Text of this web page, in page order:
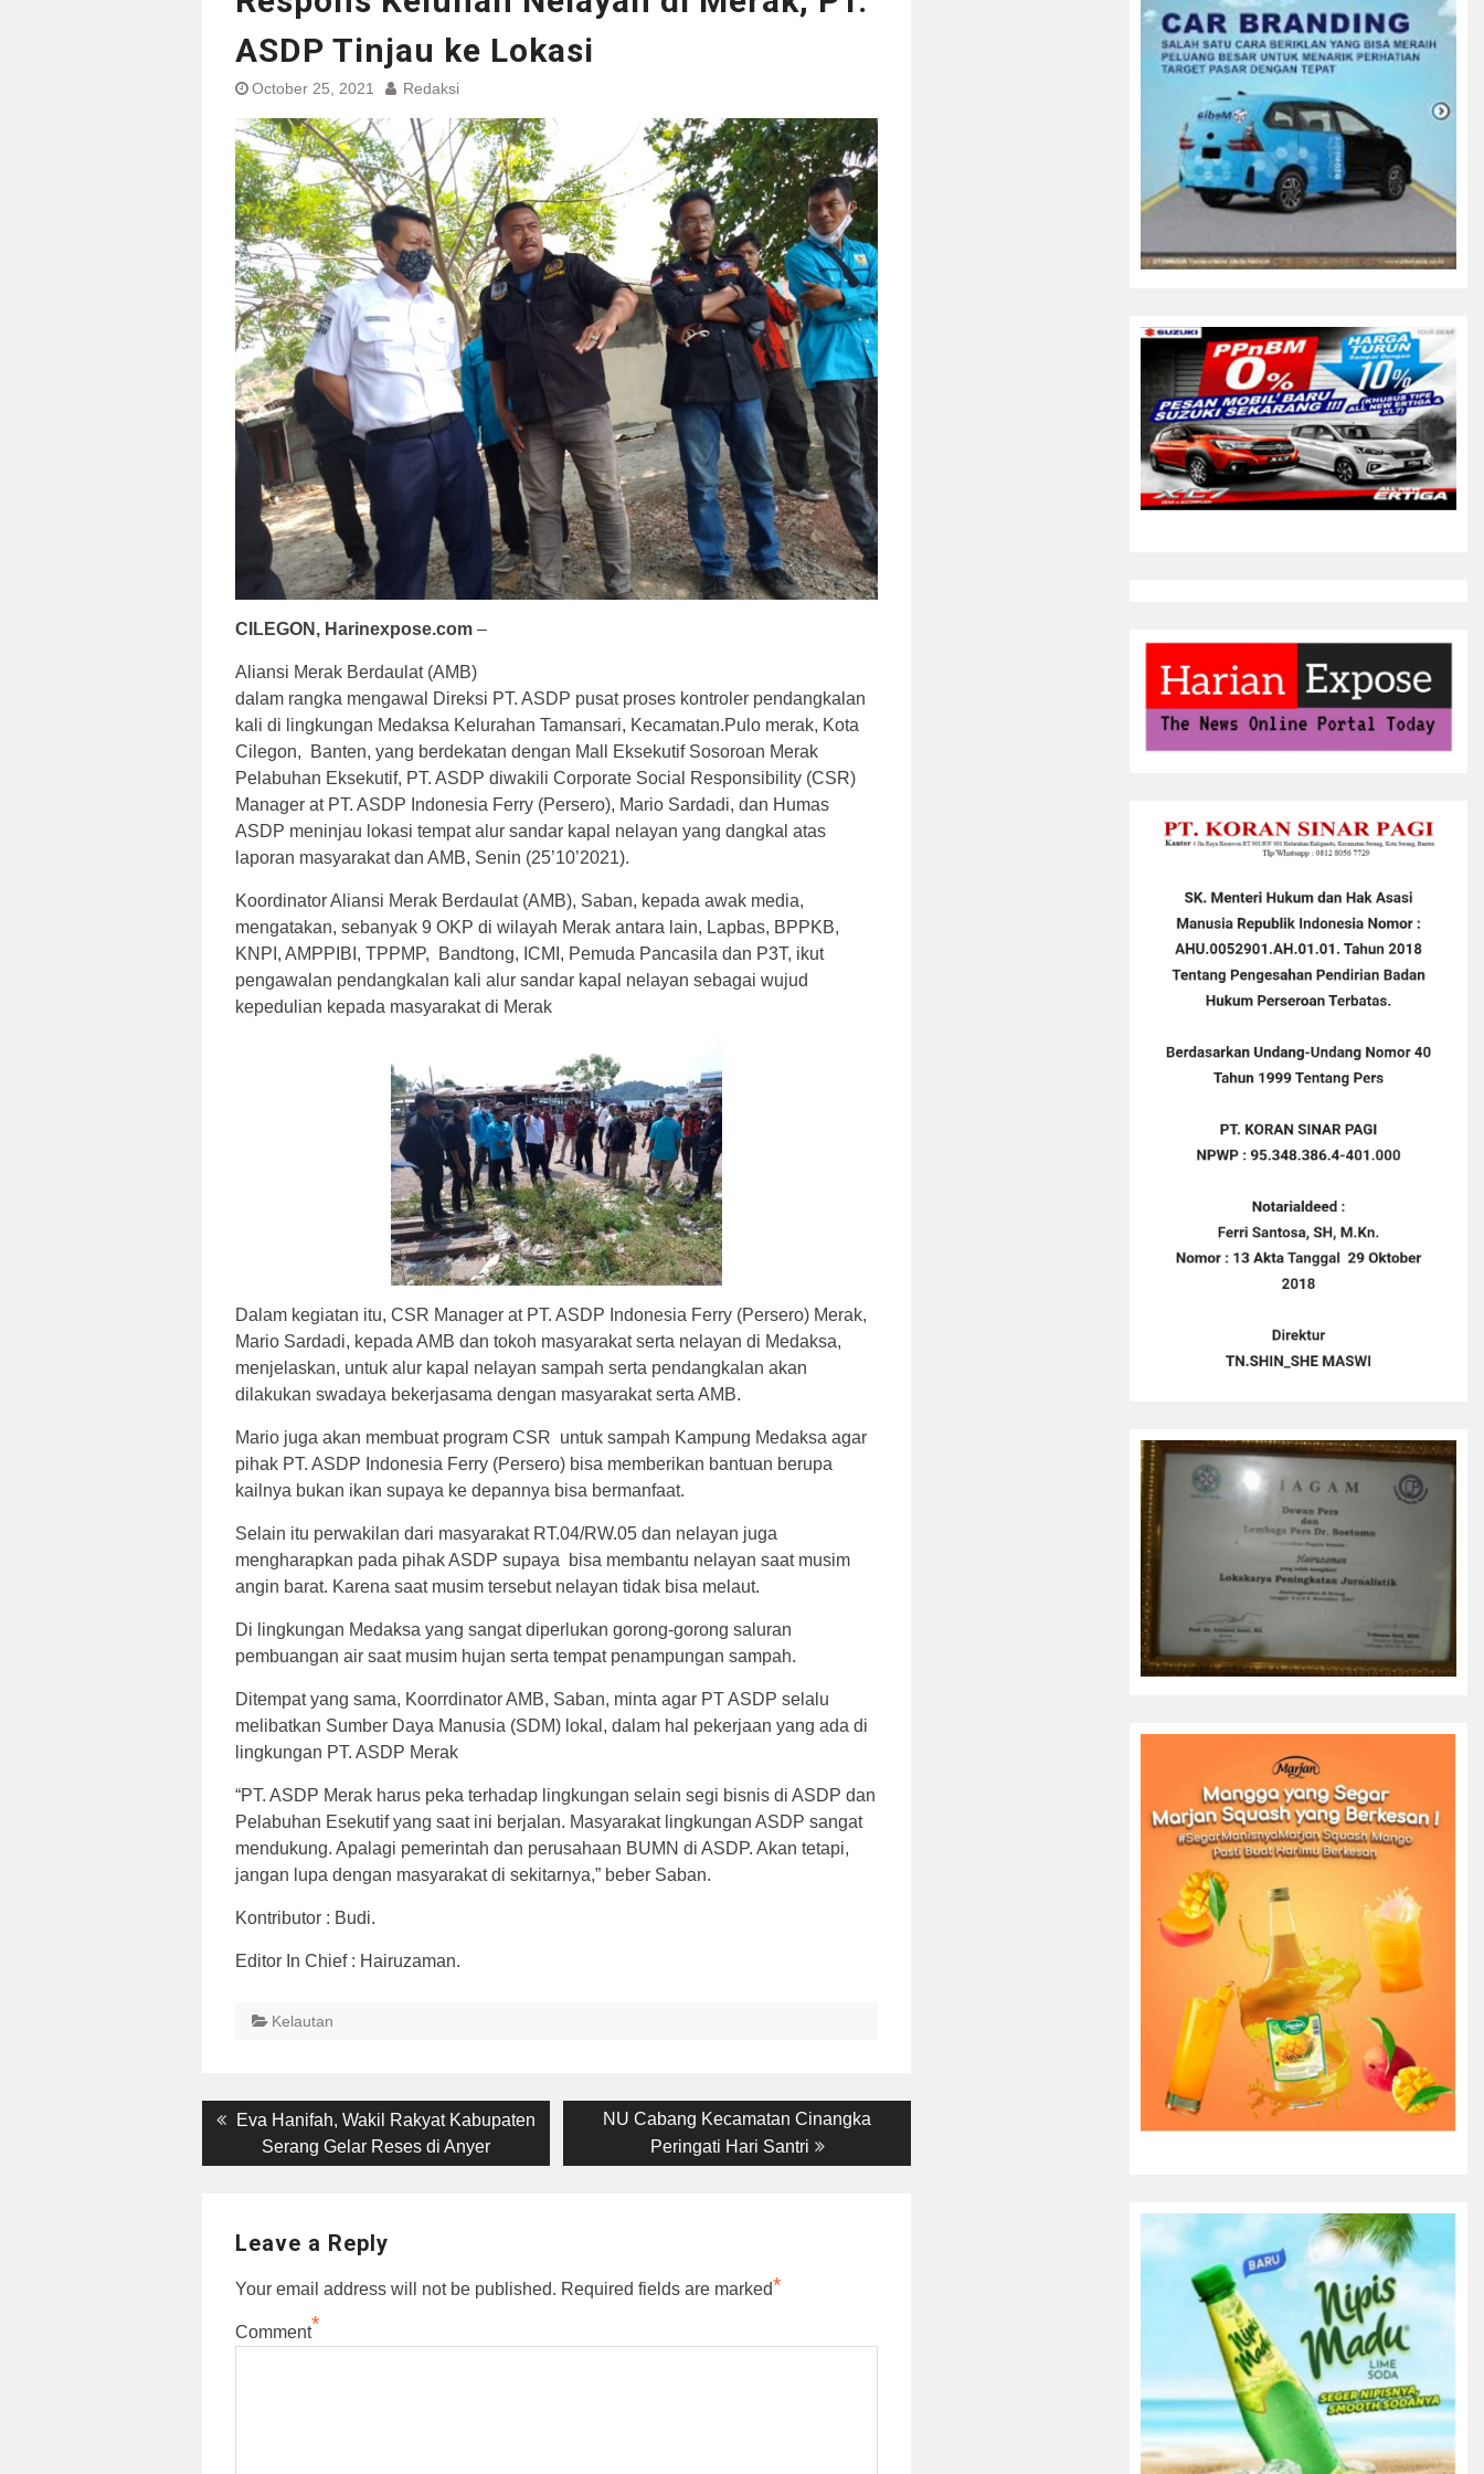
ASDP Tinjau ke Lokasi
October 25, 2021 Redaksi
CILEGON, Harinexpose.com –
Aliansi Merak Berdaulat (AMB)
dalam rangka mengawal Direksi PT. ASDP pusat proses kontroler pendangkalan
kali di lingkungan Medaksa Kelurahan Tamansari, Kecamatan.Pulo merak, Kota
Cilegon, Banten, yang berdekatan dengan Mall Eksekutif Sosoroan Merak
Pelabuhan Eksekutif, PT. ASDP diwakili Corporate Social Responsibility (CSR)
Manager at PT. ASDP Indonesia Ferry (Persero), Mario Sardadi, dan Humas
ASDP meninjau lokasi tempat alur sandar kapal nelayan yang dangkal atas
laporan masyarakat dan AMB, Senin (25’10’2021).
Koordinator Aliansi Merak Berdaulat (AMB), Saban, kepada awak media,
mengatakan, sebanyak 9 OKP di wilayah Merak antara lain, Lapbas, BPPKB,
KNPI, AMPPIBI, TPPMP, Bandtong, ICMI, Pemuda Pancasila dan P3T, ikut
pengawalan pendangkalan kali alur sandar kapal nelayan sebagai wujud
kepedulian kepada masyarakat di Merak
Dalam kegiatan itu, CSR Manager at PT. ASDP Indonesia Ferry (Persero) Merak,
Mario Sardadi, kepada AMB dan tokoh masyarakat serta nelayan di Medaksa,
menjelaskan, untuk alur kapal nelayan sampah serta pendangkalan akan
dilakukan swadaya bekerjasama dengan masyarakat serta AMB.
Mario juga akan membuat program CSR untuk sampah Kampung Medaksa agar
pihak PT. ASDP Indonesia Ferry (Persero) bisa memberikan bantuan berupa
kailnya bukan ikan supaya ke depannya bisa bermanfaat.
Selain itu perwakilan dari masyarakat RT.04/RW.05 dan nelayan juga
mengharapkan pada pihak ASDP supaya bisa membantu nelayan saat musim
angin barat. Karena saat musim tersebut nelayan tidak bisa melaut.
Di lingkungan Medaksa yang sangat diperlukan gorong-gorong saluran
pembuangan air saat musim hujan serta tempat penampungan sampah.
Ditempat yang sama, Koorrdinator AMB, Saban, minta agar PT ASDP selalu
melibatkan Sumber Daya Manusia (SDM) lokal, dalam hal pekerjaan yang ada di
lingkungan PT. ASDP Merak
“PT. ASDP Merak harus peka terhadap lingkungan selain segi bisnis di ASDP dan
Pelabuhan Esekutif yang saat ini berjalan. Masyarakat lingkungan ASDP sangat
mendukung. Apalagi pemerintah dan perusahaan BUMN di ASDP. Akan tetapi,
jangan lupa dengan masyarakat di sekitarnya,” beber Saban.
Kontributor : Budi.
Editor In Chief : Hairuzaman.
Kelautan
Post
navigation
Previous
post:
Eva Hanifah, Wakil Rakyat Kabupaten
Serang Gelar Reses di Anyer
Next
NU Cabang Kecamatan Cinangka
Peringati Hari Santri
Leave a Reply
Your email address will not be published. Required fields are marked*
Comment*